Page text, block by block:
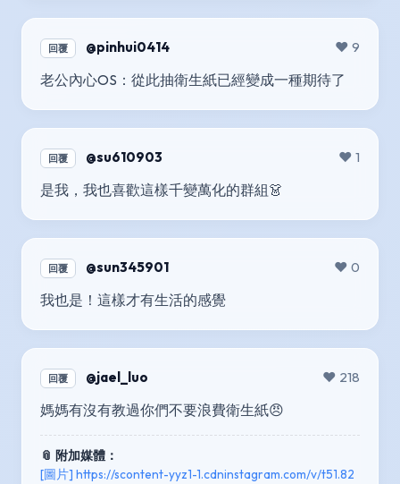
回覆 @pinhui0414 ❤️ 9
老公內心OS：從此抽衛生紙已經變成一種期待了
回覆 @su610903 ❤️ 1
是我，我也喜歡這樣千變萬化的群組👗
回覆 @sun345901 ❤️ 0
我也是！這樣才有生活的感覺
回覆 @jael_luo ❤️ 218
媽媽有沒有教過你們不要浪費衛生紙😠
📎 附加媒體：
[圖片] https://scontent-yyz1-1.cdninstagram.com/v/t51.82